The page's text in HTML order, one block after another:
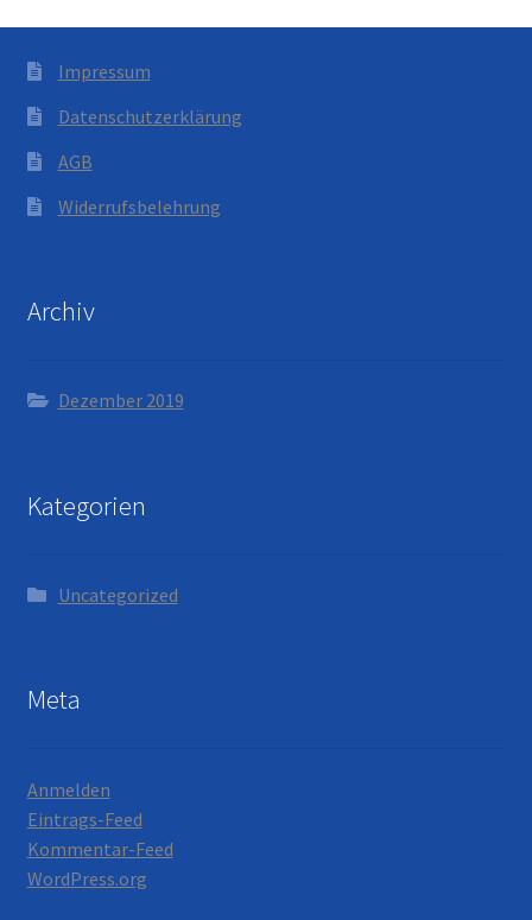
Impressum
Datenschutzerklärung
AGB
Widerrufsbelehrung
Archiv
Dezember 2019
Kategorien
Uncategorized
Meta
Anmelden
Eintrags-Feed
Kommentar-Feed
WordPress.org